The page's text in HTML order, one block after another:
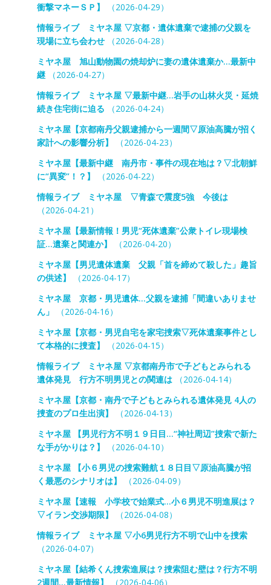
衝撃マネーＳＰ】
（2026-04-29）
情報ライブ ミヤネ屋 ▽京都・遺体遺棄で逮捕の父親を
現場に立ち会わせ（2026-04-28）
ミヤネ屋 旭山動物園の焼却炉に妻の遺体遺棄か…最新中
継（2026-04-27）
情報ライブ ミヤネ屋 ▽最新中継…岩手の山林火災・延焼
続き住宅街に迫る （2026-04-24）
ミヤネ屋【京都南丹父親逮捕から一週間▽原油高騰が招く
家計への影響分析】
（2026-04-23）
ミヤネ屋【最新中継 南丹市・事件の現在地は？▽北朝鮮
に“異変”！？】
（2026-04-22）
情報ライブ ミヤネ屋 ▽青森で震度5強 今後は
（2026-04-21）
ミヤネ屋【最新情報！男児“死体遺棄”公衆トイレ現場検
証…遺棄と関連か】
（2026-04-20）
ミヤネ屋【男児遺体遺棄 父親「首を締めて殺した」趣旨
の供述】
（2026-04-17）
ミヤネ屋 京都・男児遺体…父親を逮捕「間違いありませ
ん」
（2026-04-16）
ミヤネ屋【京都・男児自宅を家宅捜索▽死体遺棄事件とし
て本格的に捜査】
（2026-04-15）
情報ライブ ミヤネ屋 ▽京都南丹市で子どもとみられる
遺体発見 行方不明男児との関連は（2026-04-14）
ミヤネ屋【京都・南丹で子どもとみられる遺体発見 4人の
捜査のプロ生出演】
（2026-04-13）
ミヤネ屋 【男児行方不明１９日目…“神社周辺”捜索で新た
な手がかりは？】
（2026-04-10）
ミヤネ屋 【小６男児の捜索難航１８日目▽原油高騰が招
く最悪のシナリオは】
（2026-04-09）
ミヤネ屋【速報 小学校で始業式…小６男児不明進展は？
▽イラン交渉期限】
（2026-04-08）
情報ライブ ミヤネ屋 ▽小6男児行方不明で山中を捜索
（2026-04-07）
ミヤネ屋【結希くん捜索進展は？捜索阻む壁は？行方不明
2週間…最新情報】
（2026-04-06）